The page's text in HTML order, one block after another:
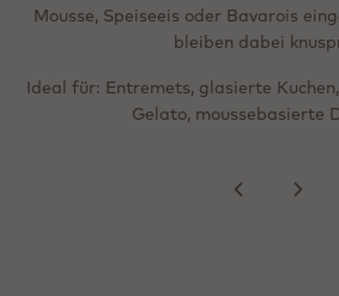
Mousse, Speiseeis oder Bavarois
bleiben dabei
Ideal für: Entremets, glasierte
Gelato, moussebasierte
Ideal für: feineres, eleganteres
gleichmäßige Verteilung auf
Pralinen‑Finish, saisonale
Premium‑Präsentationen in